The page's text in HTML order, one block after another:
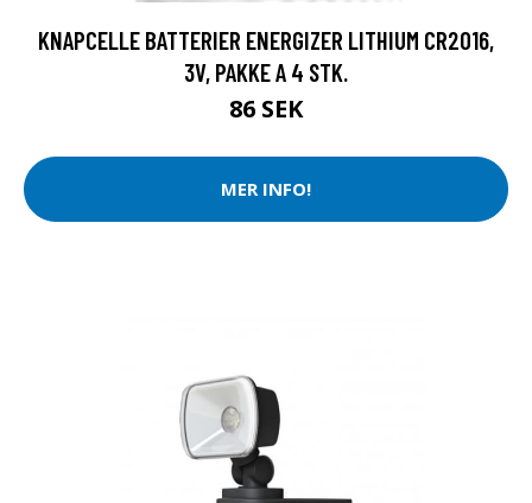
KNAPCELLE BATTERIER ENERGIZER LITHIUM CR2016,
3V, PAKKE A 4 STK.
86 SEK
MER INFO!